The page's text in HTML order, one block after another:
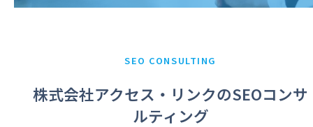
SEO CONSULTING
株式会社アクセス・リンクのSEOコンサ
ルティング